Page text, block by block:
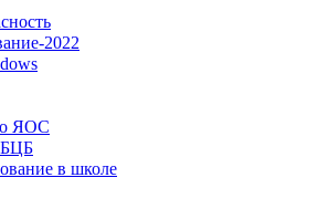
2022
ЯОС
в школе